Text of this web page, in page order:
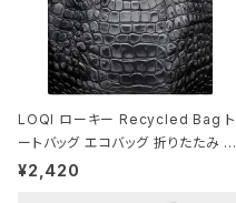
LOQI ローキー Recycled Bag ト
ートバッグ エコバッグ 折りたたみ 大
きめ 撥水加工 収納ポーチ CROCO
¥2,420